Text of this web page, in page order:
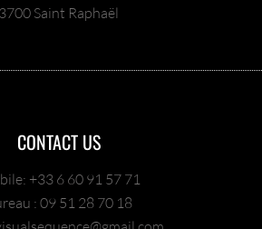
Saint Raphaël
CONTACT US
+33 6 60 91 57 71
: 09 51 28 70 18